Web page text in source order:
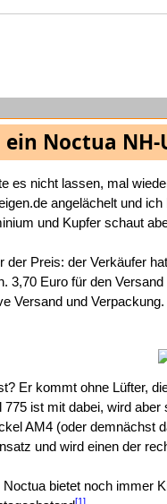
ein Noctua NH-
es nicht lassen, mal
angelächelt und
und Kupfer schaut
der Preis: der Verkäufer
3,70 Euro für den
Versand und
Er kommt ohne Lüfter,
775 ist mit dabei, wird
AM4 (oder demnächst
und wird einen der
bietet noch immer
[1]